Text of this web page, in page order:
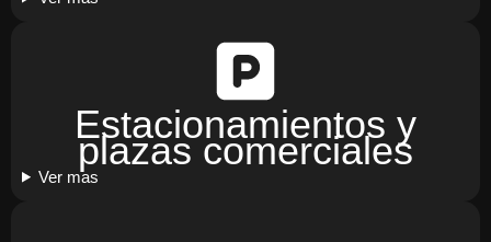
Estacionamientos y
plazas comerciales
Ver mas